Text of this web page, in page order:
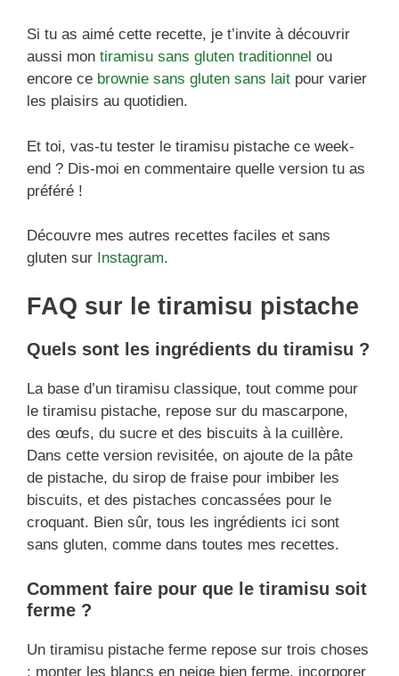
Si tu as aimé cette recette, je t’invite à découvrir
aussi mon tiramisu sans gluten traditionnel ou
encore ce brownie sans gluten sans lait pour varier
les plaisirs au quotidien.
Et toi, vas-tu tester le tiramisu pistache ce week-
end ? Dis-moi en commentaire quelle version tu as
préféré !
Découvre mes autres recettes faciles et sans
gluten sur Instagram.
FAQ sur le tiramisu pistache
Quels sont les ingrédients du tiramisu ?
La base d’un tiramisu classique, tout comme pour
le tiramisu pistache, repose sur du mascarpone,
des œufs, du sucre et des biscuits à la cuillère.
Dans cette version revisitée, on ajoute de la pâte
de pistache, du sirop de fraise pour imbiber les
biscuits, et des pistaches concassées pour le
croquant. Bien sûr, tous les ingrédients ici sont
sans gluten, comme dans toutes mes recettes.
Comment faire pour que le tiramisu soit
ferme ?
Un tiramisu pistache ferme repose sur trois choses
: monter les blancs en neige bien ferme, incorporer